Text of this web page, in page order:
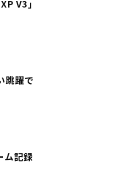
V3」
跳躍で
ム記録